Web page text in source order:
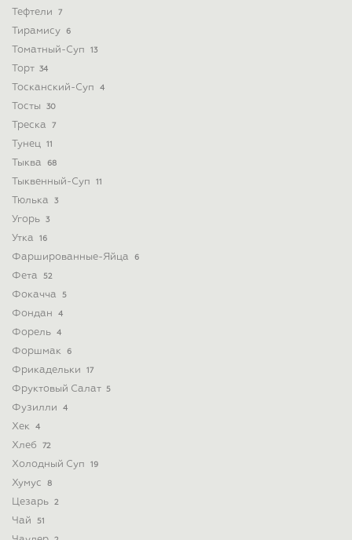
Тефтели 7
Тирамису 6
Томатный-Суп 13
Торт 34
Тосканский-Суп 4
Тосты 30
Треска 7
Тунец 11
Тыква 68
Тыквенный-Суп 11
Тюлька 3
Угорь 3
Утка 16
Фаршированные-Яйца 6
Фета 52
Фокачча 5
Фондан 4
Форель 4
Форшмак 6
Фрикадельки 17
Фруктовый Салат 5
Фузилли 4
Хек 4
Хлеб 72
Холодный Суп 19
Хумус 8
Цезарь 2
Чай 51